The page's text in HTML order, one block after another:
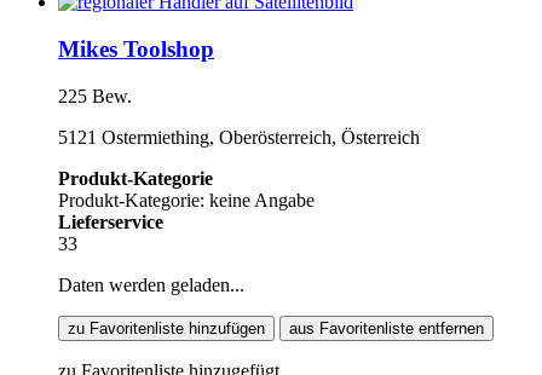
Mikes Toolshop
225 Bew.
5121 Ostermiething, Oberösterreich, Österreich
Produkt-Kategorie
Produkt-Kategorie: keine Angabe
Lieferservice
33
Daten werden geladen...
zu Favoritenliste hinzufügen aus Favoritenliste entfernen
zu Favoritenliste hinzugefügt